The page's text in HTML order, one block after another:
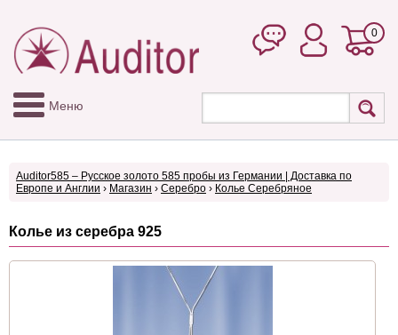
0
Меню
Auditor585 – Русское золото 585 пробы из Германии | Доставка по
Европе и Англии › Магазин › Серебро › Колье Серебряное
Колье из серебра 925